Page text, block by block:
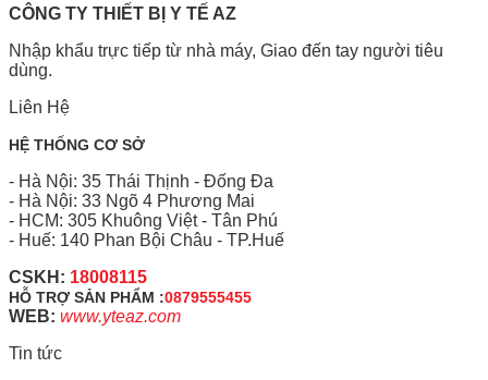
CÔNG TY THIẾT BỊ Y TẾ AZ
Nhập khẩu trực tiếp từ nhà máy, Giao đến tay người tiêu
dùng.
Liên Hệ
HỆ THỐNG CƠ SỞ
- Hà Nội: 35 Thái Thịnh - Đống Đa
- Hà Nội: 33 Ngõ 4 Phương Mai
- HCM: 305 Khuông Việt - Tân Phú
- Huế: 140 Phan Bội Châu - TP.Huế
CSKH: 18008115
HỖ TRỢ SẢN PHẨM :0879555455
WEB: www.yteaz.com
Tin tức